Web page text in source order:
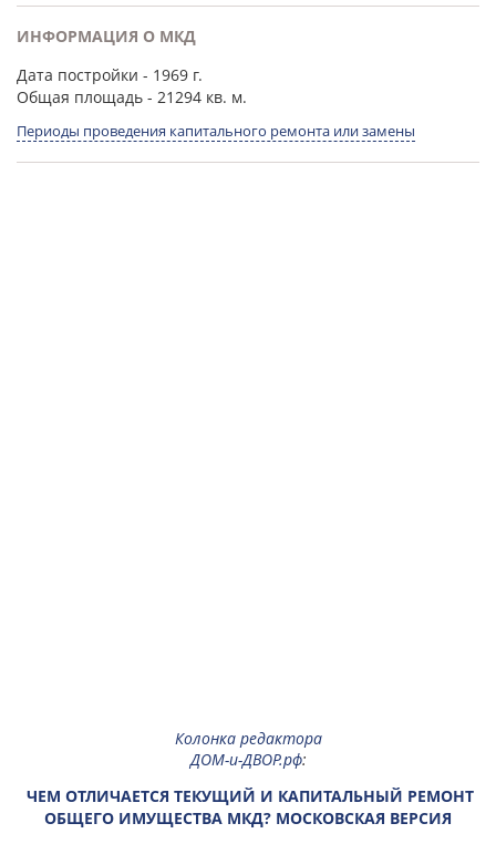
ИНФОРМАЦИЯ О МКД
Дата постройки - 1969 г.
Общая площадь - 21294 кв. м.
Периоды проведения капитального ремонта или замены
Колонка редактора
ДОМ-и-ДВОР.рф:
ЧЕМ ОТЛИЧАЕТСЯ ТЕКУЩИЙ И КАПИТАЛЬНЫЙ РЕМОНТ
ОБЩЕГО ИМУЩЕСТВА МКД? МОСКОВСКАЯ ВЕРСИЯ